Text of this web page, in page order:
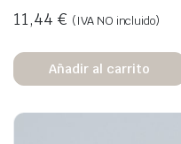
11,44 € (IVA NO incluido)
Añadir al carrito